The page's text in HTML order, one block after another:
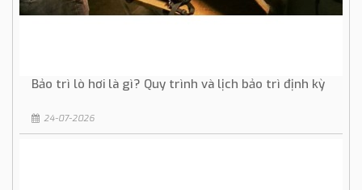
Bảo trì lò hơi là gì? Quy trình và lịch bảo trì định kỳ
24-07-2026